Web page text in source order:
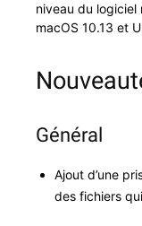
niveau du logi­ciel
macOS 10.13 et
Général
Ajout d’une
des fichiers